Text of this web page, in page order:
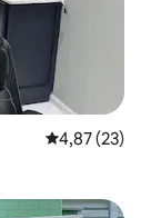
Évaluation
4,87 (23)